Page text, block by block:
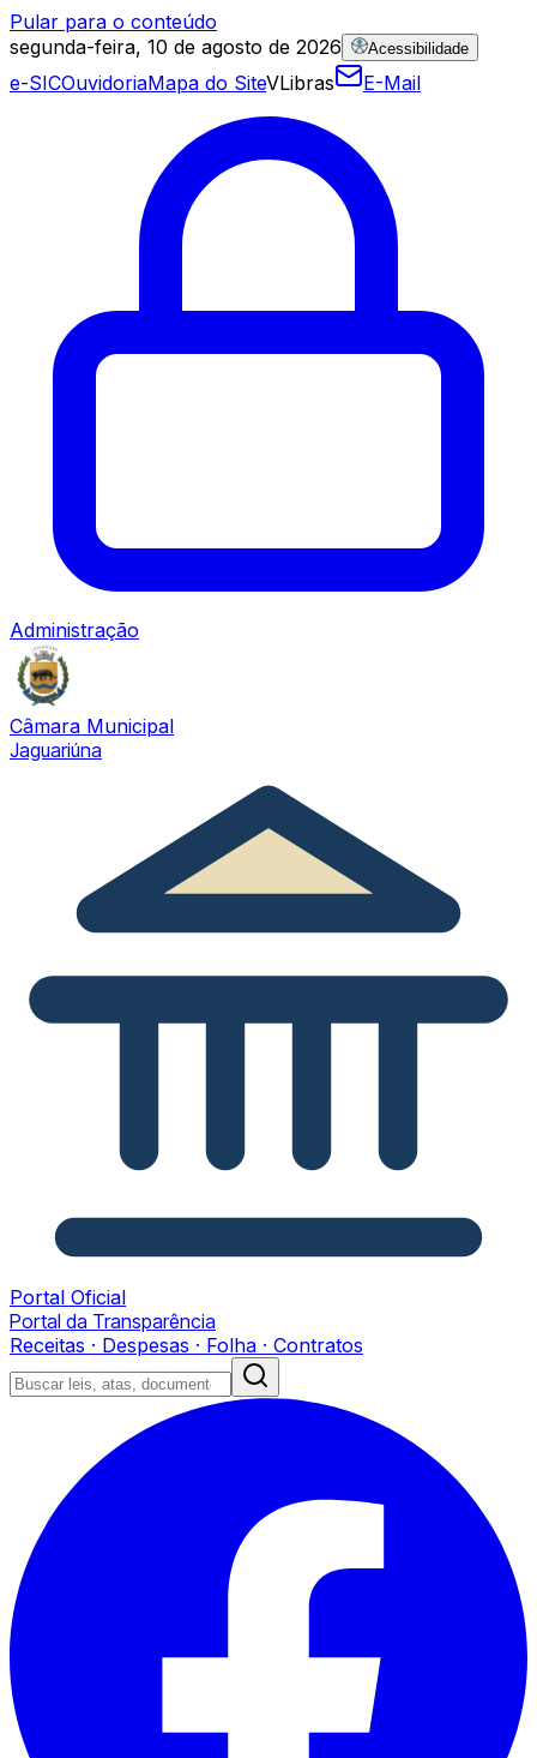
Pular para o conteúdo
segunda-feira, 10 de agosto de 2026
Acessibilidade
e-SICOuvidoriaMapa do SiteVLibras E-Mail
Administração
Câmara Municipal
Jaguariúna
Portal Oficial
Portal da Transparência
Receitas · Despesas · Folha · Contratos